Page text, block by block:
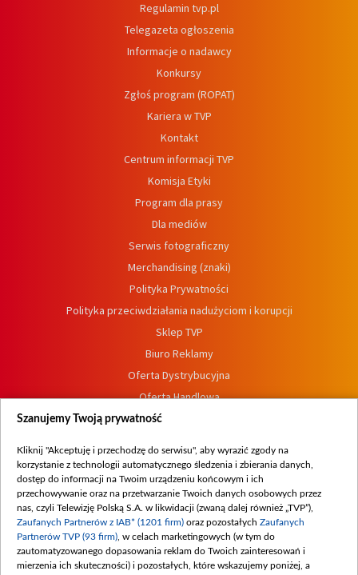
Regulamin tvp.pl
Telegazeta ogłoszenia
Informacje o nadawcy
Konkursy
Zgłoś program (ROPAT)
Kariera w TVP
Kontakt
Centrum informacji TVP
Komisja Etyki
Program dla prasy
Dla mediów
Serwis fotograficzny
Merchandising (znaki)
Polityka Prywatności
Polityka przeciwdziałania nadużyciom i korupcji
Sklep TVP
Biuro Reklamy
Oferta Dystrybucyjna
Oferta Handlowa
Dostępność
Procedura zgłoszeń wewnętrznych
Szanujemy Twoją prywatność
Kliknij "Akceptuję i przechodzę do serwisu", aby wyrazić zgody na
korzystanie z technologii automatycznego śledzenia i zbierania danych,
dostęp do informacji na Twoim urządzeniu końcowym i ich
przechowywanie oraz na przetwarzanie Twoich danych osobowych przez
nas, czyli Telewizję Polską S.A. w likwidacji (zwaną dalej również „TVP”),
Zaufanych Partnerów z IAB* (1201 firm) oraz pozostałych Zaufanych
Partnerów TVP (93 firm) , w celach marketingowych (w tym do
zautomatyzowanego dopasowania reklam do Twoich zainteresowań i
mierzenia ich skuteczności) i pozostałych, które wskazujemy poniżej, a